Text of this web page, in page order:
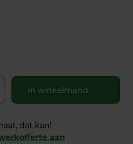
In winkelmand
dat kan!
aan